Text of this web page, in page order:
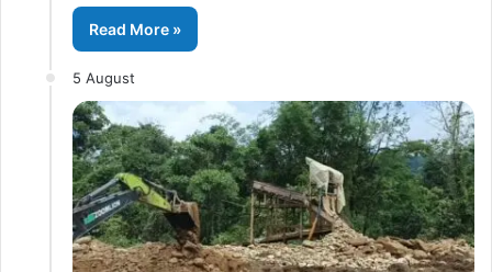
Read More »
5 August